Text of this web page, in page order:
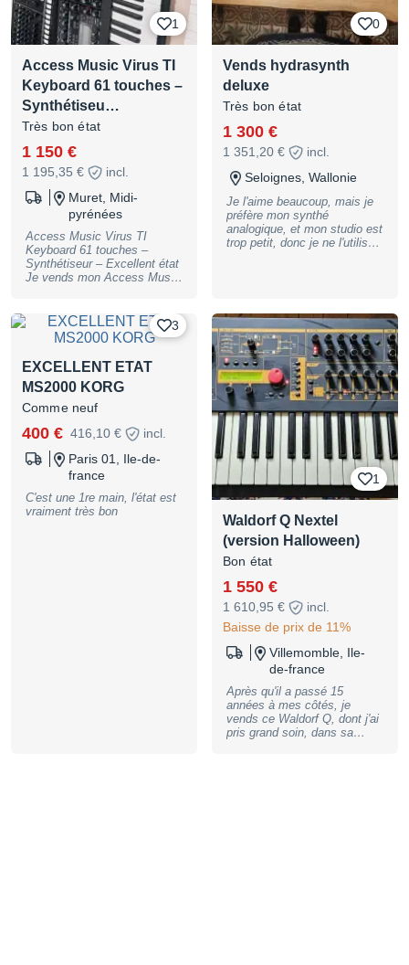
1
Access Music Virus TI
Keyboard 61 touches –
Synthétiseu…
Très bon état
1 150 €
1 195,35 €
incl.
Muret, Midi-
pyrénées
Access Music Virus TI
Keyboard 61 touches –
Synthétiseur – Excellent état
Je vends mon Access Music
synthétiseur Virus TI.
Synthétiseur extrêmement
complet et devenu très
recherché : idéal pour la
production électronique,
techno, trance, sound design,
pads, leads, basses, etc.
Utilisé principalement en
studio. Parfaitement
fonctionnel, clavier,
potentiomètres, écran,
boutons et connectiques
fonctionnent correctement.
Très bon état général compte
tenu de son âge, avec
0
Vends hydrasynth
deluxe
Très bon état
1 300 €
1 351,20 €
incl.
Seloignes, Wallonie
Je l'aime beaucoup, mais je
préfère mon synthé
analogique, et mon studio est
trop petit, donc je ne l'utilise
est top, le son passe toujours
bien, et les fonctions sont
accessibles pour du tweak en
direct. Il y a une boîte
maison avec...
3
EXCELLENT ETAT
MS2000 KORG
Comme neuf
400 € 416,10 €
incl.
Paris 01, Ile-de-
france
C'est une 1re main, l'état est
vraiment très bon
1
Waldorf Q Nextel
(version Halloween)
Bon état
1 550 €
1 610,95 €
incl.
Baisse de prix de 11%
Villemomble, Ile-
de-france
Après qu'il a passé 15
années à mes côtés, je
vends ce Waldorf Q, dont j'ai
pris grand soin, dans sa